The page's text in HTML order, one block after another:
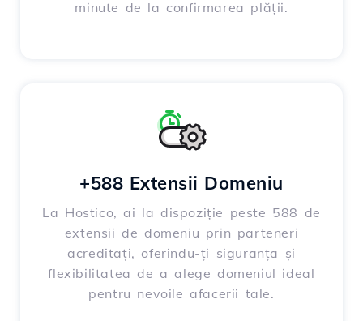
minute de la confirmarea plății.
+588 Extensii Domeniu
La Hostico, ai la dispoziție peste 588 de
extensii de domeniu prin parteneri
acreditați, oferindu-ți siguranța și
flexibilitatea de a alege domeniul ideal
pentru nevoile afacerii tale.